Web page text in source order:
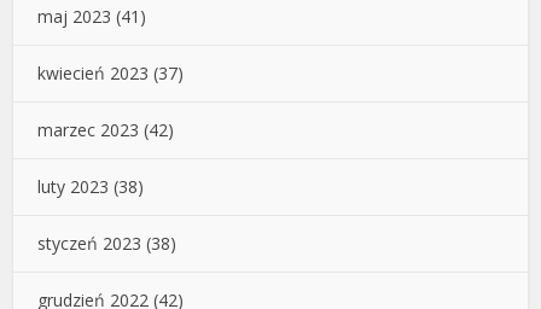
maj 2023 (41)
kwiecień 2023 (37)
marzec 2023 (42)
luty 2023 (38)
styczeń 2023 (38)
grudzień 2022 (42)